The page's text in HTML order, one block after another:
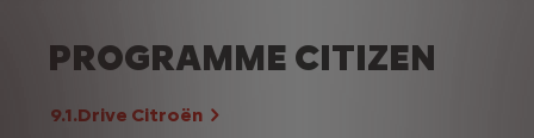
PROGRAMME CITIZEN
9.1.Drive Citroën